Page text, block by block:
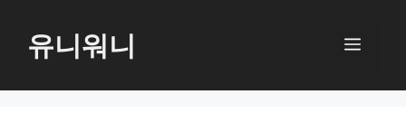
로
유니워니 메